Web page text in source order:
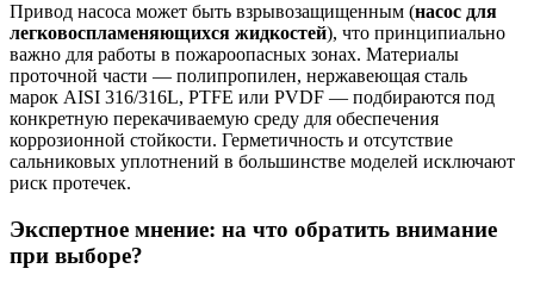
Привод насоса может быть взрывозащищенным (насос для
легковоспламеняющихся жидкостей), что принципиально
важно для работы в пожароопасных зонах. Материалы
проточной части — полипропилен, нержавеющая сталь
марок AISI 316/316L, PTFE или PVDF — подбираются под
конкретную перекачиваемую среду для обеспечения
коррозионной стойкости. Герметичность и отсутствие
сальниковых уплотнений в большинстве моделей исключают
риск протечек.
Экспертное мнение: на что обратить внимание
при выборе?